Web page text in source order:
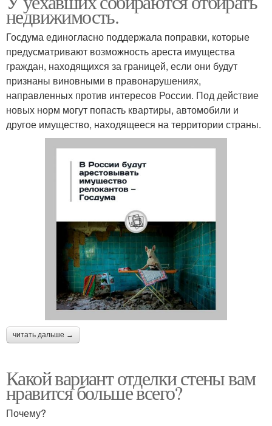
недвижимость.
Госдума единогласно поддержала поправки, которые
предусматривают возможность ареста имущества
граждан, находящихся за границей, если они будут
признаны виновными в правонарушениях,
направленных против интересов России. Под действие
новых норм могут попасть квартиры, автомобили и
другое имущество, находящееся на территории страны.
читать дальше →
Какой вариант отделки стены вам
нравится больше всего?
Почему?